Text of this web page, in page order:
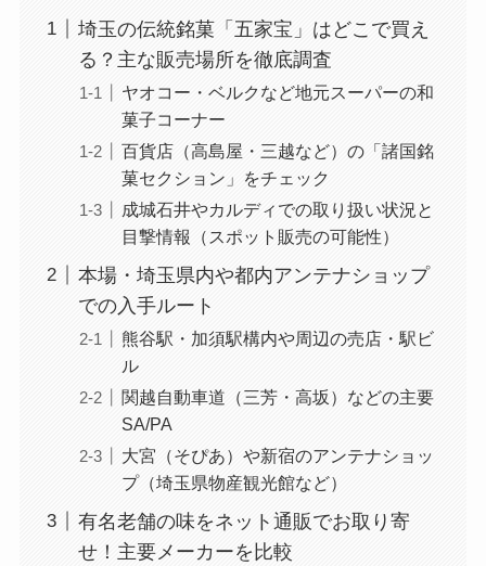
埼玉の伝統銘菓「五家宝」はどこで買え
る？主な販売場所を徹底調査
ヤオコー・ベルクなど地元スーパーの和
菓子コーナー
百貨店（高島屋・三越など）の「諸国銘
菓セクション」をチェック
成城石井やカルディでの取り扱い状況と
目撃情報（スポット販売の可能性）
本場・埼玉県内や都内アンテナショップ
での入手ルート
熊谷駅・加須駅構内や周辺の売店・駅ビ
ル
関越自動車道（三芳・高坂）などの主要
SA/PA
大宮（そぴあ）や新宿のアンテナショッ
プ（埼玉県物産観光館など）
有名老舗の味をネット通販でお取り寄
せ！主要メーカーを比較